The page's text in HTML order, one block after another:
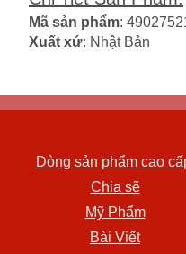
Mã sản phẩm:
Xuất xứ: Nhật Bản
Dòng sản phẩm cao
Chia sẽ
Mỹ Phẩm
Bài Viết